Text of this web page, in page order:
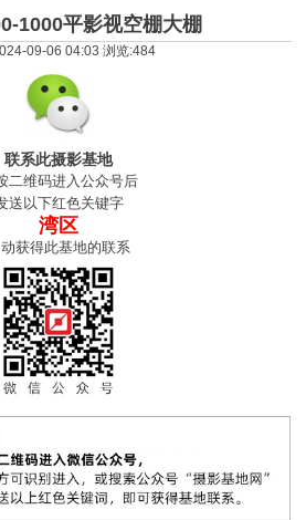
1000平影视空棚大棚
09-06 04:03 浏览:484
联系此摄影基地
二维码进入公众号后
送以下红色关键字
湾区
获得此基地的联系